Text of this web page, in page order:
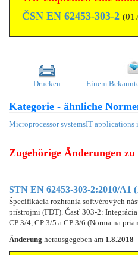
ČSN EN 62453-303-2
Drucken Einem
Kategorie - ähnliche
Microprocessor systemsIT applications
Zugehörige Änderungen
STN EN 62453-303-2:2010/A1
Špecifikácia rozhrania softvérových
prístrojmi (FDT). Časť 303-2:
CP 3/4, CP 3/5 a CP 3/6 (Norma na
Änderung herausgegeben am 1.8.2018